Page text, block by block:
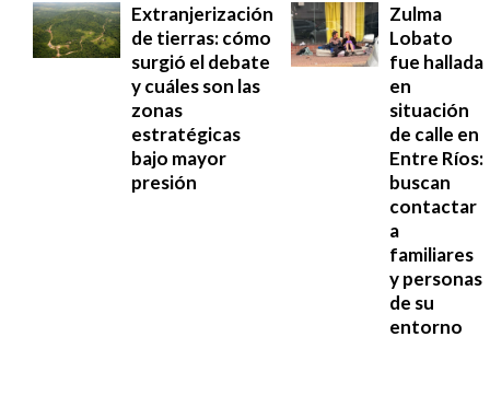
Extranjerización
de tierras: cómo
surgió el debate
y cuáles son las
zonas
estratégicas
bajo mayor
presión
Zulma
Lobato
fue hallada
en
situación
de calle en
Entre Ríos:
buscan
contactar
a
familiares
y personas
de su
entorno